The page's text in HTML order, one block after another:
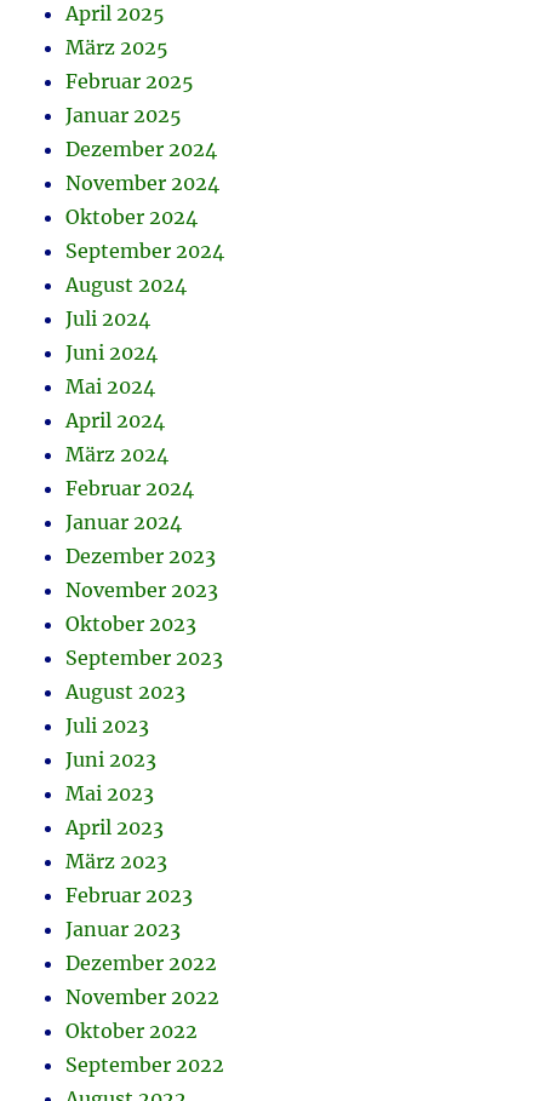
April 2025
März 2025
Februar 2025
Januar 2025
Dezember 2024
November 2024
Oktober 2024
September 2024
August 2024
Juli 2024
Juni 2024
Mai 2024
April 2024
März 2024
Februar 2024
Januar 2024
Dezember 2023
November 2023
Oktober 2023
September 2023
August 2023
Juli 2023
Juni 2023
Mai 2023
April 2023
März 2023
Februar 2023
Januar 2023
Dezember 2022
November 2022
Oktober 2022
September 2022